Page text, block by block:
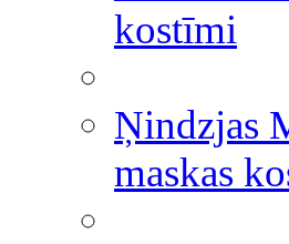
kostīmi
Ņindzjas
maskas